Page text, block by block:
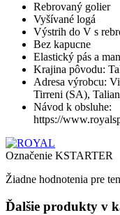
Rebrovaný golier
Vyšívané logá
Výstrih do V s
Bez kapucne
Elastický pás a
Krajina pôvodu:
Adresa výrobcu:
Tirreni (SA),
Návod k obsluhe:
https://
Označenie KSTARTER
Žiadne hodnotenia pre
Ďalšie produkty v